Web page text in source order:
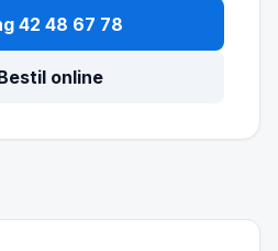
42 48 67 78
online